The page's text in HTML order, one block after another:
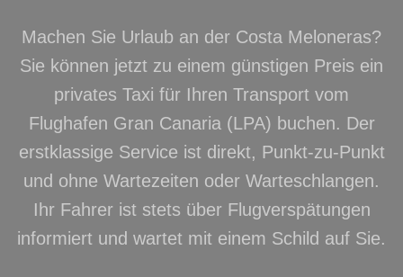
Machen Sie Urlaub an der Costa Meloneras?
Sie können jetzt zu einem günstigen Preis ein
privates Taxi für Ihren Transport vom
Flughafen Gran Canaria (LPA) buchen. Der
erstklassige Service ist direkt, Punkt-zu-Punkt
und ohne Wartezeiten oder Warteschlangen.
Ihr Fahrer ist stets über Flugverspätungen
informiert und wartet mit einem Schild auf Sie.